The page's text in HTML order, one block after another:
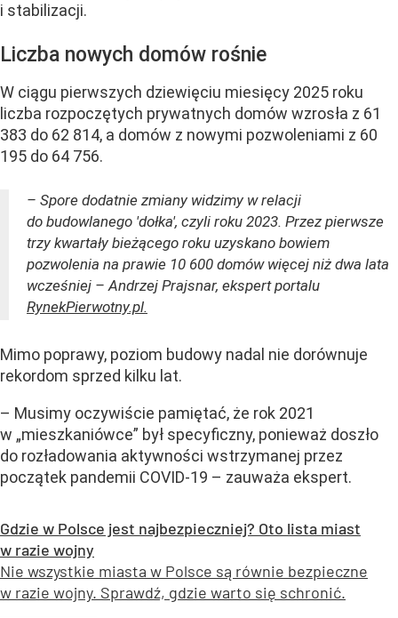
i stabilizacji.
Liczba nowych domów rośnie
W ciągu pierwszych dziewięciu miesięcy 2025 roku
liczba rozpoczętych prywatnych domów wzrosła z 61
383 do 62 814, a domów z nowymi pozwoleniami z 60
195 do 64 756.
– Spore dodatnie zmiany widzimy w relacji
do budowlanego 'dołka', czyli roku 2023. Przez pierwsze
trzy kwartały bieżącego roku uzyskano bowiem
pozwolenia na prawie 10 600 domów więcej niż dwa lata
wcześniej – Andrzej Prajsnar, ekspert portalu
RynekPierwotny.pl.
Mimo poprawy, poziom budowy nadal nie dorównuje
rekordom sprzed kilku lat.
– Musimy oczywiście pamiętać, że rok 2021
w „mieszkaniówce” był specyficzny, ponieważ doszło
do rozładowania aktywności wstrzymanej przez
początek pandemii COVID-19 – zauważa ekspert.
Gdzie w Polsce jest najbezpieczniej? Oto lista miast
w razie wojny
Nie wszystkie miasta w Polsce są równie bezpieczne
w razie wojny. Sprawdź, gdzie warto się schronić.